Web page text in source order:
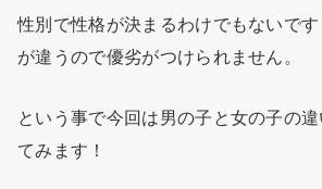
性別で性格が決まるわけでもないで
が違うので優劣がつけられません。
という事で今回は男の子と女の子の
てみます！